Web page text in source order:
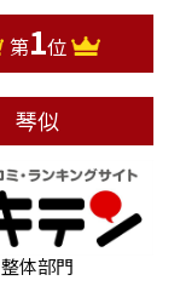
第1位
琴似
整体部門